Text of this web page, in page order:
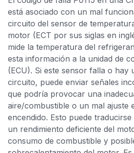
está asociado con un mal
circuito del sensor de
motor (ECT por sus siglas en
mide la temperatura del
esta información a la unidad de
(ECU). Si este sensor falla o hay
circuito, puede enviar señales
que podría provocar una
aire/combustible o un mal ajuste
encendido. Esto puede
un rendimiento deficiente del
consumo de combustible y